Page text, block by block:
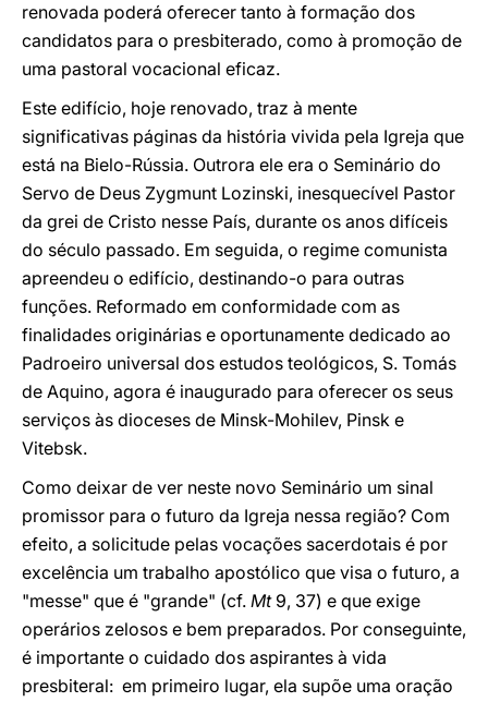
renovada poderá oferecer tanto à formação dos
candidatos para o presbiterado, como à promoção de
uma pastoral vocacional eficaz.
Este edifício, hoje renovado, traz à mente
significativas páginas da história vivida pela Igreja que
está na Bielo-Rússia. Outrora ele era o Seminário do
Servo de Deus Zygmunt Lozinski, inesquecível Pastor
da grei de Cristo nesse País, durante os anos difíceis
do século passado. Em seguida, o regime comunista
apreendeu o edifício, destinando-o para outras
funções. Reformado em conformidade com as
finalidades originárias e oportunamente dedicado ao
Padroeiro universal dos estudos teológicos, S. Tomás
de Aquino, agora é inaugurado para oferecer os seus
serviços às dioceses de Minsk-Mohilev, Pinsk e
Vitebsk.
Como deixar de ver neste novo Seminário um sinal
promissor para o futuro da Igreja nessa região? Com
efeito, a solicitude pelas vocações sacerdotais é por
excelência um trabalho apostólico que visa o futuro, a
"messe" que é "grande" (cf. Mt9, 37) e que exige
operários zelosos e bem preparados. Por conseguinte,
é importante o cuidado dos aspirantes à vida
presbiteral: em primeiro lugar, ela supõe uma oração